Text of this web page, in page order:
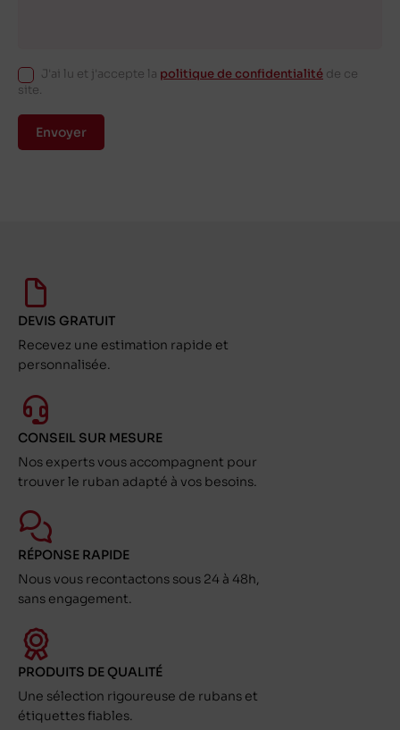
J'ai lu et j'accepte la politique de confidentialité de ce
site.
Envoyer
DEVIS GRATUIT
Recevez une estimation rapide et
personnalisée.
CONSEIL SUR MESURE
Nos experts vous accompagnent pour
trouver le ruban adapté à vos besoins.
RÉPONSE RAPIDE
Nous vous recontactons sous 24 à 48h,
sans engagement.
PRODUITS DE QUALITÉ
Une sélection rigoureuse de rubans et
étiquettes fiables.